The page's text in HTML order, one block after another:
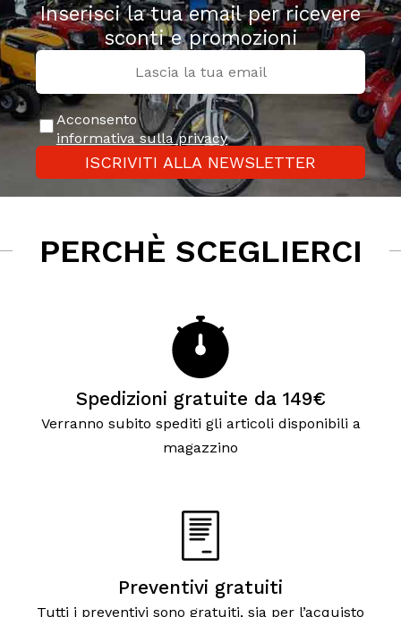
Inserisci la tua email per ricevere
sconti e promozioni
Acconsento
informativa sulla privacy
ISCRIVITI ALLA NEWSLETTER
PERCHÈ SCEGLIERCI
Spedizioni gratuite da 149€
Verranno subito spediti gli articoli disponibili a
magazzino
Preventivi gratuiti
Tutti i preventivi sono gratuiti, sia per l’acquisto